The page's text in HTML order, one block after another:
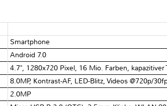
Smartphone
Android 7.0
4.7", 1280x720 Pixel, 16 Mio. Farben, kapazitiver
8.0MP, Kontrast-AF, LED-Blitz, Videos @720p/​
2.0MP